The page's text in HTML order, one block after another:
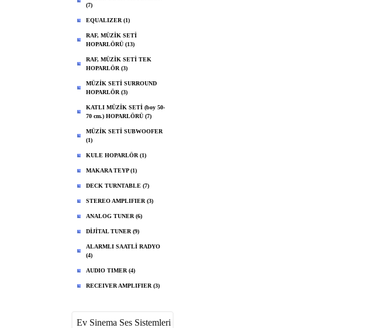
(7)
EQUALIZER (1)
RAF, MÜZİK SETİ
HOPARLÖRÜ (13)
RAF, MÜZİK SETİ TEK
HOPARLÖR (3)
MÜZİK SETİ SURROUND
HOPARLÖR (3)
KATLI MÜZİK SETİ (boy 50-
70 cm.) HOPARLÖRÜ (7)
MÜZİK SETİ SUBWOOFER
(1)
KULE HOPARLÖR (1)
MAKARA TEYP (1)
DECK TURNTABLE (7)
STEREO AMPLIFIER (3)
ANALOG TUNER (6)
DİJİTAL TUNER (9)
ALARMLI SAATLİ RADYO
(4)
AUDIO TIMER (4)
RECEIVER AMPLIFIER (3)
Ev Sinema Ses Sistemleri